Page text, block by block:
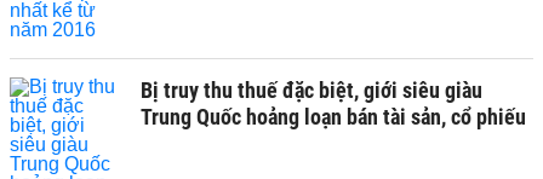
Bị truy thu thuế đặc biệt, giới siêu giàu
Trung Quốc hoảng loạn bán tài sản, cổ phiếu